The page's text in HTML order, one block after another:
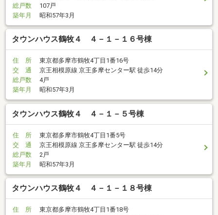
総戸数
107戸
築年月
昭和57年3月
タウンハウス鶴牧４ ４－１－１６号棟
住 所
東京都多摩市鶴牧4丁目1番16号
交 通
京王相模原線 京王多摩センター駅 徒歩14分
総戸数
4戸
築年月
昭和57年3月
タウンハウス鶴牧４ ４－１－５号棟
住 所
東京都多摩市鶴牧4丁目1番5号
交 通
京王相模原線 京王多摩センター駅 徒歩14分
総戸数
2戸
築年月
昭和57年3月
タウンハウス鶴牧４ ４－１－１８号棟
住 所
東京都多摩市鶴牧4丁目1番18号